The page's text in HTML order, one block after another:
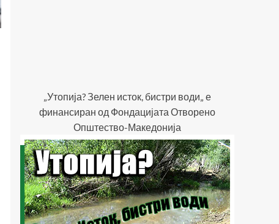
„Утопија? Зелен исток, бистри води„ е
финансиран од Фондацијата Отворено
Општество-Македонија